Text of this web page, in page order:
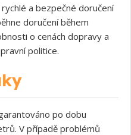
a bezpečné doručení
doručení během
o cenách dopravy a
politice.
po dobu
V případě problémů